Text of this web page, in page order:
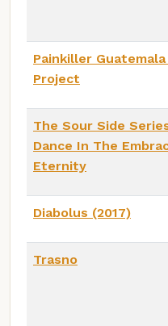
Painkiller Guatemala
Project
The Sour Side
Dance In The
Eternity
Diabolus (2017)
Trasno